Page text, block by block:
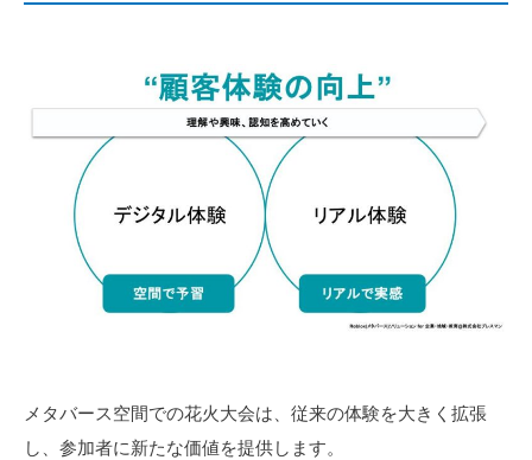
メタバース空間での花火大会は、従来の体験を大きく拡張
し、参加者に新たな価値を提供します。